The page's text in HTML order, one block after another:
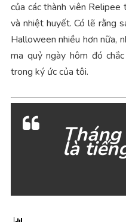
của các thành viên
và nhiệt huyết. Có lẽ rằng
Halloween nhiều hơn nữa,
ma quỷ ngày hôm đó
trong ký ức của tôi.
là